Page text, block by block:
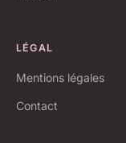
LÉGAL
Mentions légales
Contact